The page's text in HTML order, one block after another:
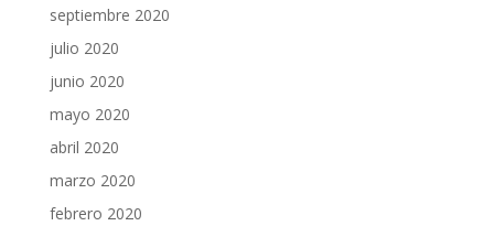
septiembre 2020
julio 2020
junio 2020
mayo 2020
abril 2020
marzo 2020
febrero 2020